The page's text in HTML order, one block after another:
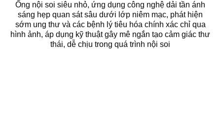
Ống nội soi siêu nhỏ, ứng dụng công nghệ dải tần ánh
sáng hẹp quan sát sâu dưới lớp niêm mạc, phát hiện
sớm ung thư và các bệnh lý tiêu hóa chính xác chỉ qua
hình ảnh, áp dụng kỹ thuật gây mê ngắn tạo cảm giác thư
thái, dễ chịu trong quá trình nội soi